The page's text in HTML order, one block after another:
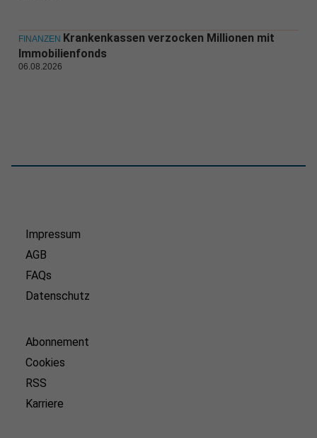
FINANZEN Krankenkassen verzocken Millionen mit
Immobilienfonds
06.08.2026
Impressum
AGB
FAQs
Datenschutz
Abonnement
Cookies
RSS
Karriere